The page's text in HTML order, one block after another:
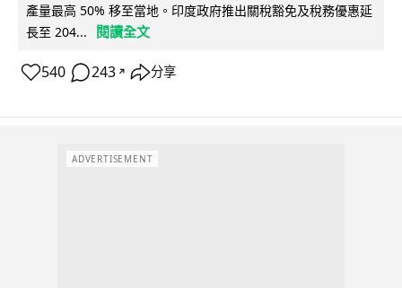
產量最高 50% 移至當地。印度政府推出關稅豁免及稅務優惠延
長至 204...
閱讀全文
540 243 ↗ 分享
ADVERTISEMENT